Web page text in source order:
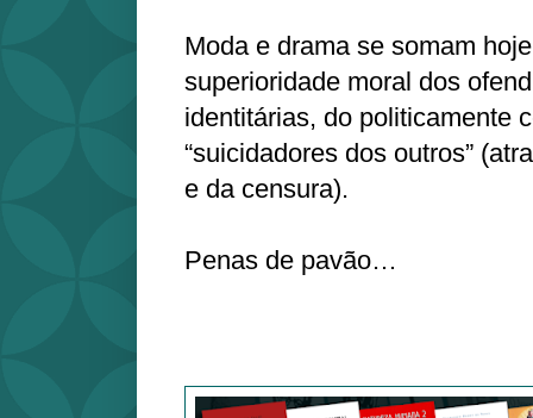
Moda e drama se somam
superioridade moral dos
identitárias, do politicamente
“suicidadores dos outros”
e da censura).
Penas de pavão…